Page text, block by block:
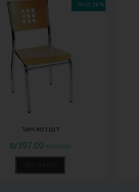
28% הנחה
דגם כסא וישנר
₪550.00
₪397.00